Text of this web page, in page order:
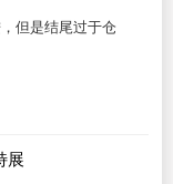
但是结尾过于仓
展